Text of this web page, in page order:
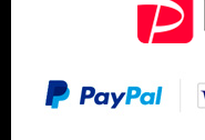
【シマノ】21エクスセン
【シマノ】20エクスセン
パーツ